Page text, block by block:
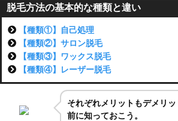
脱毛方法の基本的な種類と違い
【種類①】自己処理
【種類②】サロン脱毛
【種類③】ワックス脱毛
【種類④】レーザー脱毛
それぞれメリットもデメリ
前に知っておこう。